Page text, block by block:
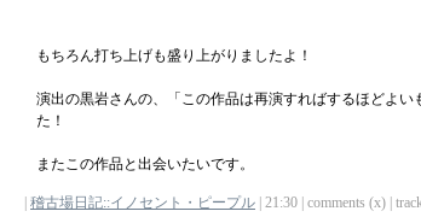
もちろん打ち上げも盛り上がりましたよ！
演出の黒岩さんの、「この作品は再演すればするほどよ
た！
またこの作品と出会いたいです。
稽古場日記::イノセント・ピープル | 21:30 | comments (x) |